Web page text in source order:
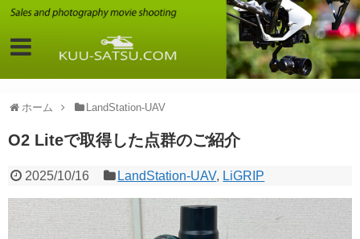
ホーム LandStation-UAV
O2 Liteで取得した点群のご紹介
2025/10/16 LandStation-UAV, LiGRIP